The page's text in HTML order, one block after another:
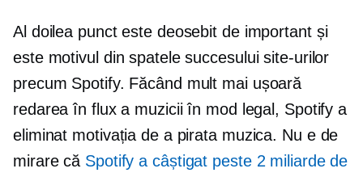
Al doilea punct este deosebit de important și
este motivul din spatele succesului site-urilor
precum Spotify. Făcând mult mai ușoară
redarea în flux a muzicii în mod legal, Spotify a
eliminat motivația de a pirata muzica. Nu e de
mirare că Spotify a câștigat peste 2 miliarde de